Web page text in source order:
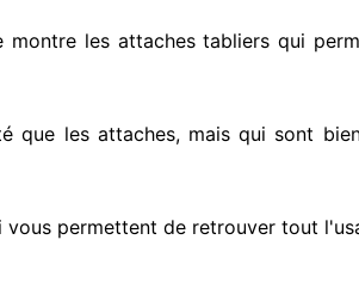
montreles attaches tabliers qui
que les attaches, mais qui sont
vous permettent de retrouver tout